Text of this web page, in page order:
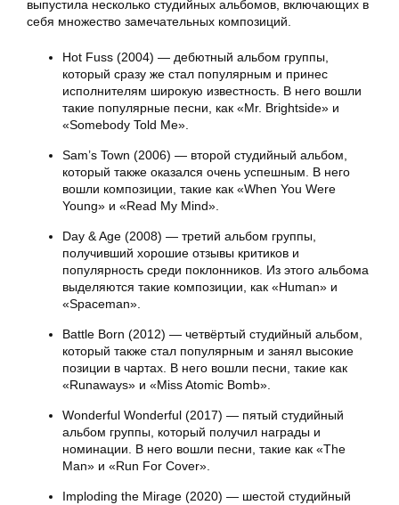
выпустила несколько студийных альбомов, включающих в
себя множество замечательных композиций.
Hot Fuss (2004) — дебютный альбом группы,
который сразу же стал популярным и принес
исполнителям широкую известность. В него вошли
такие популярные песни, как «Mr. Brightside» и
«Somebody Told Me».
Sam’s Town (2006) — второй студийный альбом,
который также оказался очень успешным. В него
вошли композиции, такие как «When You Were
Young» и «Read My Mind».
Day & Age (2008) — третий альбом группы,
получивший хорошие отзывы критиков и
популярность среди поклонников. Из этого альбома
выделяются такие композиции, как «Human» и
«Spaceman».
Battle Born (2012) — четвёртый студийный альбом,
который также стал популярным и занял высокие
позиции в чартах. В него вошли песни, такие как
«Runaways» и «Miss Atomic Bomb».
Wonderful Wonderful (2017) — пятый студийный
альбом группы, который получил награды и
номинации. В него вошли песни, такие как «The
Man» и «Run For Cover».
Imploding the Mirage (2020) — шестой студийный